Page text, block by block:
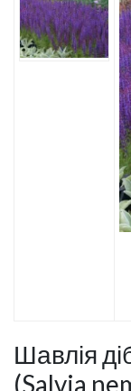
Шавлія
(Salvia